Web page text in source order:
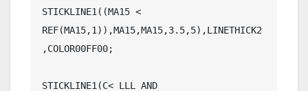
STICKLINE1((MA15 <
REF(MA15,1)),MA15,MA15,3.5,5),LINETHICK2
,COLOR00FF00;
STICKLINE1(C< LLL AND